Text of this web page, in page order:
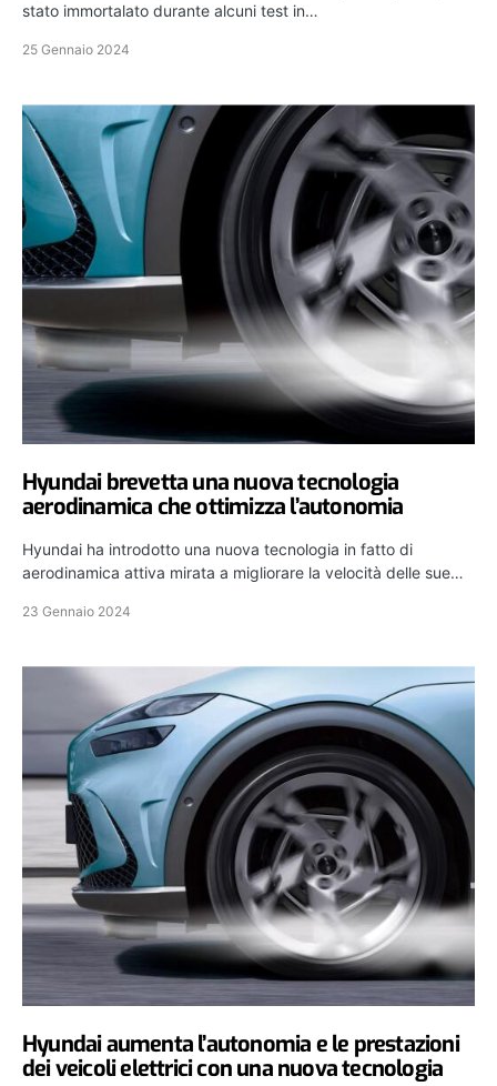
stato immortalato durante alcuni test in…
25 Gennaio 2024
Hyundai brevetta una nuova tecnologia
aerodinamica che ottimizza l’autonomia
Hyundai ha introdotto una nuova tecnologia in fatto di
aerodinamica attiva mirata a migliorare la velocità delle sue…
23 Gennaio 2024
Hyundai aumenta l’autonomia e le prestazioni
dei veicoli elettrici con una nuova tecnologia